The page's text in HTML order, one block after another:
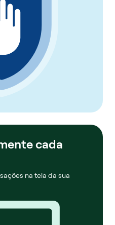
cada
na tela da sua